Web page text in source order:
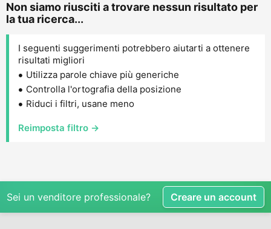
Non siamo riusciti a trovare nessun risultato per
la tua ricerca...
I seguenti suggerimenti potrebbero aiutarti a ottenere
risultati migliori
Utilizza parole chiave più generiche
Controlla l'ortografia della posizione
Riduci i filtri, usane meno
Reimposta filtro →
Sei un venditore professionale? Creare un account